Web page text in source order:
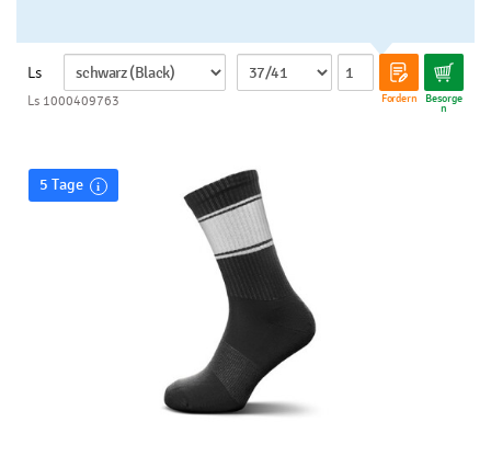
Ls
Fordern Besorge
n
Ls 1000409763
5 Tage